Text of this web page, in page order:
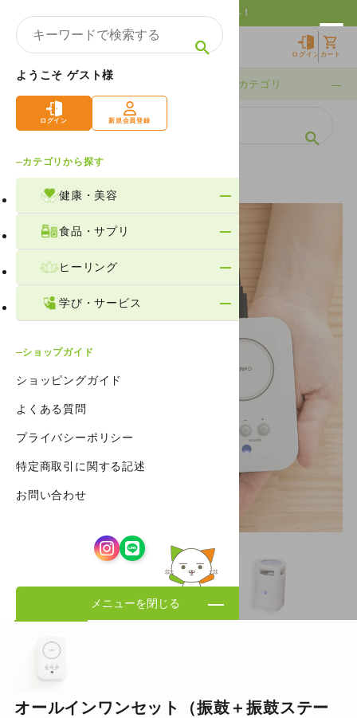
10,000円以上購入で送料無料！
ログイン カート
期間限定 カテゴリ
ようこそ ゲスト様
ログイン 新規会員登録
カテゴリから探す
健康・美容
食品・サプリ
ヒーリング
学び・サービス
ショップガイド
ショッピングガイド
よくある質問
プライバシーポリシー
特定商取引に関する記述
お問い合わせ
メニューを閉じる
ホーム 製品情報 ヒーリング
オールインワンセット（振鼓＋振鼓ステー